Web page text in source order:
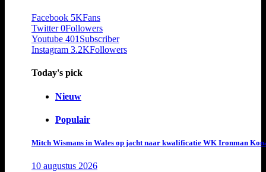
Facebook 5KFans
Twitter 0Followers
Youtube 401 Subscriber
Instagram 3.2KFollowers
Today's pick
Nieuw
Populair
Mitch Wismans in Wales op jacht naar kwalificatie WK Ironman
10 augustus 2026